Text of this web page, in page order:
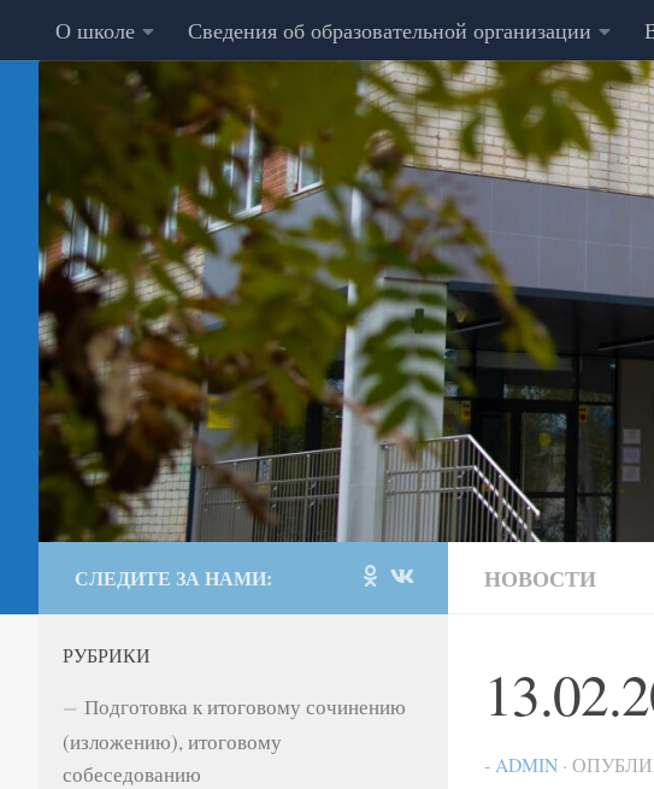
Перейти к содержимому
О школе Сведения об образовательной организации
НОВОСТИ
- ADMIN ·
СЛЕДИТЕ ЗА НАМИ:
РУБРИКИ
Подготовка к итоговому сочинению
(изложению), итоговому
собеседованию